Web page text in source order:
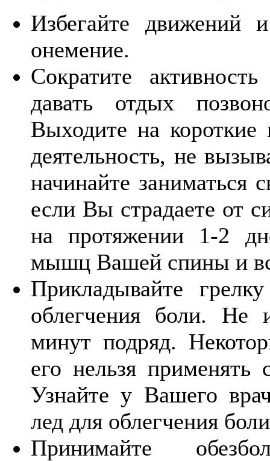
Избегайте движений
онемение.
Сократите
давать отдых
Выходите на короткие
деятельность, не
начинайте
если Вы страдаете от
на протяжении 1-2
мышц Вашей спины и
Прикладывайте
облегчения боли. Не
минут подряд.
его нельзя применять
Узнайте у Вашего
лед для облегчения
Принимайте